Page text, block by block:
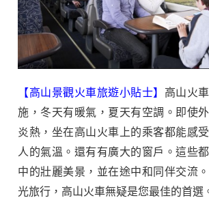
【高山景觀火車旅遊小貼士】
高山火
施，冬天有暖氣，夏天有空調。即使
炎熱，坐在高山火車上的乘客都能感
人的氣溫。還有有廣大的窗戶。這些
中的壯麗美景，並在途中和同伴交流
光旅行，高山火車無疑是您最佳的首選